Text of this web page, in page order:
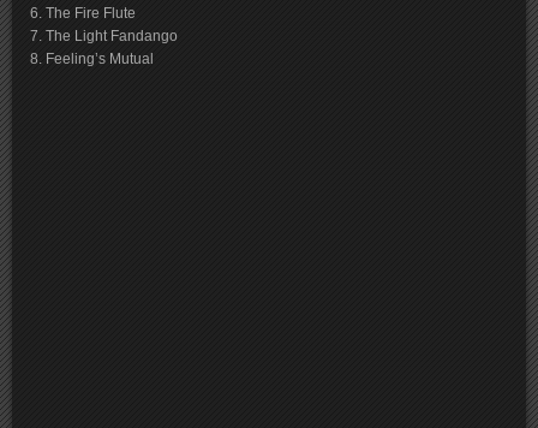
6. The Fire Flute
7. The Light Fandango
8. Feeling’s Mutual